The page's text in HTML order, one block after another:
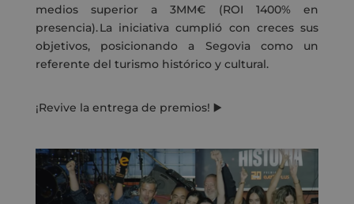
medios superior a 3MM€ (ROI 1400% en
presencia). La iniciativa cumplió con creces sus
objetivos, posicionando a Segovia como un
referente del turismo histórico y cultural.
¡Revive la entrega de premios! ▶️